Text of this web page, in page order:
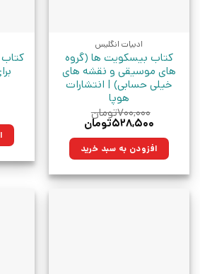
ادبیات انگلیس
کتاب بیسکویت ها (گروه
های موسیقی و نقشه های
خیلی حسابی) | انتشارات
هوپا
۷۰۰,۰۰۰تومان
قیمت
۷۰۰,۰۰۰تومان
بود.
۵۲۸,۵۰۰تومان
۵۲۸,۵۰۰تومان.افزودن به سبد خرید
کتاب